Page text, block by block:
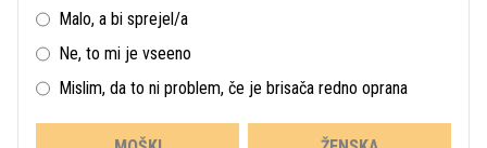
Malo, a bi sprejel/a
Ne, to mi je vseeno
Mislim, da to ni problem, če je brisača redno oprana